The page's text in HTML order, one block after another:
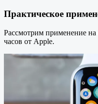
Практическое
Рассмотрим применение
часов от Apple.